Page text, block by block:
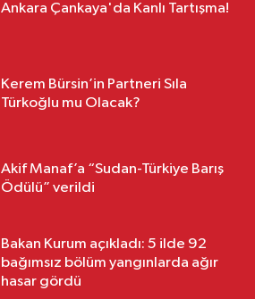
Ankara Çankaya'da Kanlı Tartışma!
Kerem Bürsin’in Partneri Sıla
Türkoğlu mu Olacak?
Akif Manaf’a “Sudan-Türkiye Barış
Ödülü” verildi
Bakan Kurum açıkladı: 5 ilde 92
bağımsız bölüm yangınlarda ağır
hasar gördü